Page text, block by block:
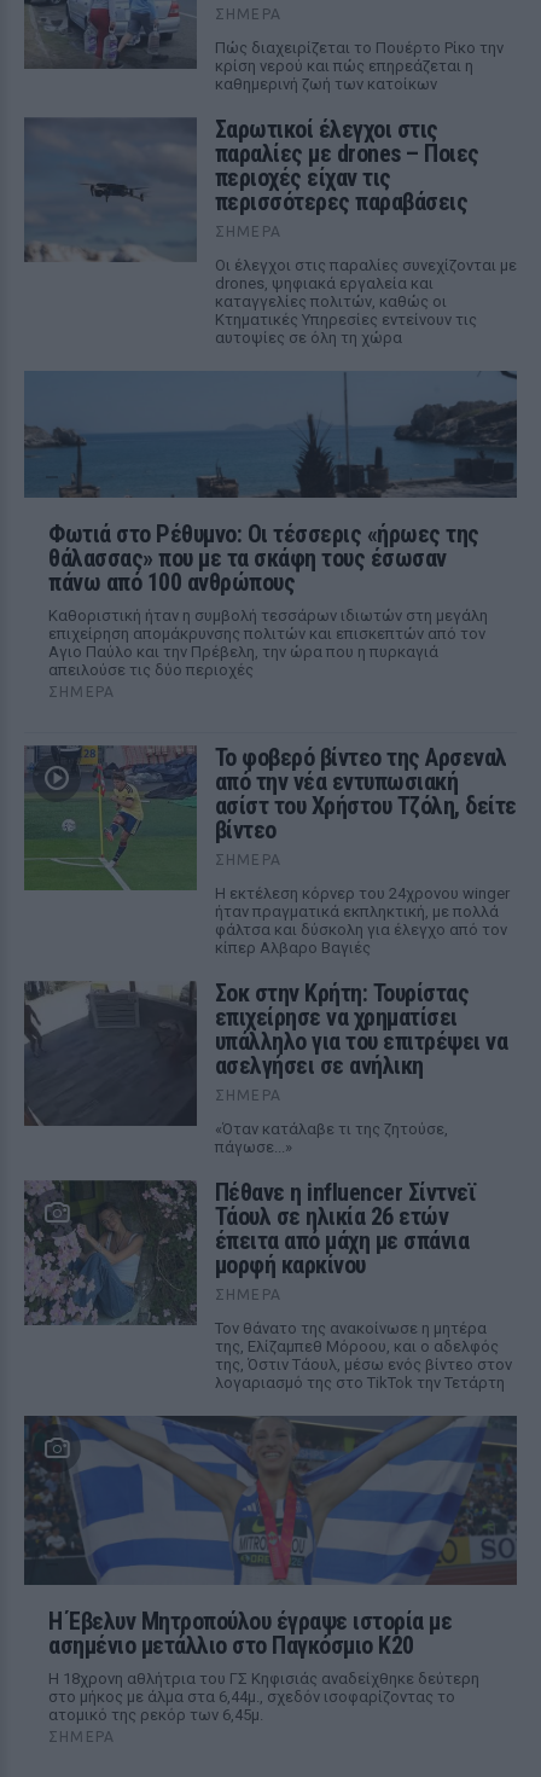
ΣΉΜΕΡΑ
Πώς διαχειρίζεται το Πουέρτο Ρίκο την
κρίση νερού και πώς επηρεάζεται η
καθημερινή ζωή των κατοίκων
Σαρωτικοί έλεγχοι στις
παραλίες με drones – Ποιες
περιοχές είχαν τις
περισσότερες παραβάσεις
ΣΉΜΕΡΑ
Οι έλεγχοι στις παραλίες συνεχίζονται με
drones, ψηφιακά εργαλεία και
καταγγελίες πολιτών, καθώς οι
Κτηματικές Υπηρεσίες εντείνουν τις
αυτοψίες σε όλη τη χώρα
Φωτιά στο Ρέθυμνο: Οι τέσσερις «ήρωες της
θάλασσας» που με τα σκάφη τους έσωσαν
πάνω από 100 ανθρώπους
Καθοριστική ήταν η συμβολή τεσσάρων ιδιωτών στη μεγάλη
επιχείρηση απομάκρυνσης πολιτών και επισκεπτών από τον
Αγιο Παύλο και την Πρέβελη, την ώρα που η πυρκαγιά
απειλούσε τις δύο περιοχές
ΣΉΜΕΡΑ
Το φοβερό βίντεο της Αρσεναλ
από την νέα εντυπωσιακή
ασίστ του Χρήστου Τζόλη, δείτε
βίντεο
ΣΉΜΕΡΑ
Η εκτέλεση κόρνερ του 24χρονου winger
ήταν πραγματικά εκπληκτική, με πολλά
φάλτσα και δύσκολη για έλεγχο από τον
κίπερ Αλβαρο Βαγιές
Σοκ στην Κρήτη: Τουρίστας
επιχείρησε να χρηματίσει
υπάλληλο για του επιτρέψει να
ασελγήσει σε ανήλικη
ΣΉΜΕΡΑ
«Όταν κατάλαβε τι της ζητούσε,
πάγωσε...»
Πέθανε η influencer Σίντνεϊ
Τάουλ σε ηλικία 26 ετών
έπειτα από μάχη με σπάνια
μορφή καρκίνου
ΣΉΜΕΡΑ
Τον θάνατο της ανακοίνωσε η μητέρα
της, Ελίζαμπεθ Μόροου, και ο αδελφός
της, Όστιν Τάουλ, μέσω ενός βίντεο στον
λογαριασμό της στο TikTok την Τετάρτη
Η Έβελυν Μητροπούλου έγραψε ιστορία με
ασημένιο μετάλλιο στο Παγκόσμιο Κ20
Η 18χρονη αθλήτρια του ΓΣ Κηφισιάς αναδείχθηκε δεύτερη
στο μήκος με άλμα στα 6,44μ., σχεδόν ισοφαρίζοντας το
ατομικό της ρεκόρ των 6,45μ.
ΣΉΜΕΡΑ